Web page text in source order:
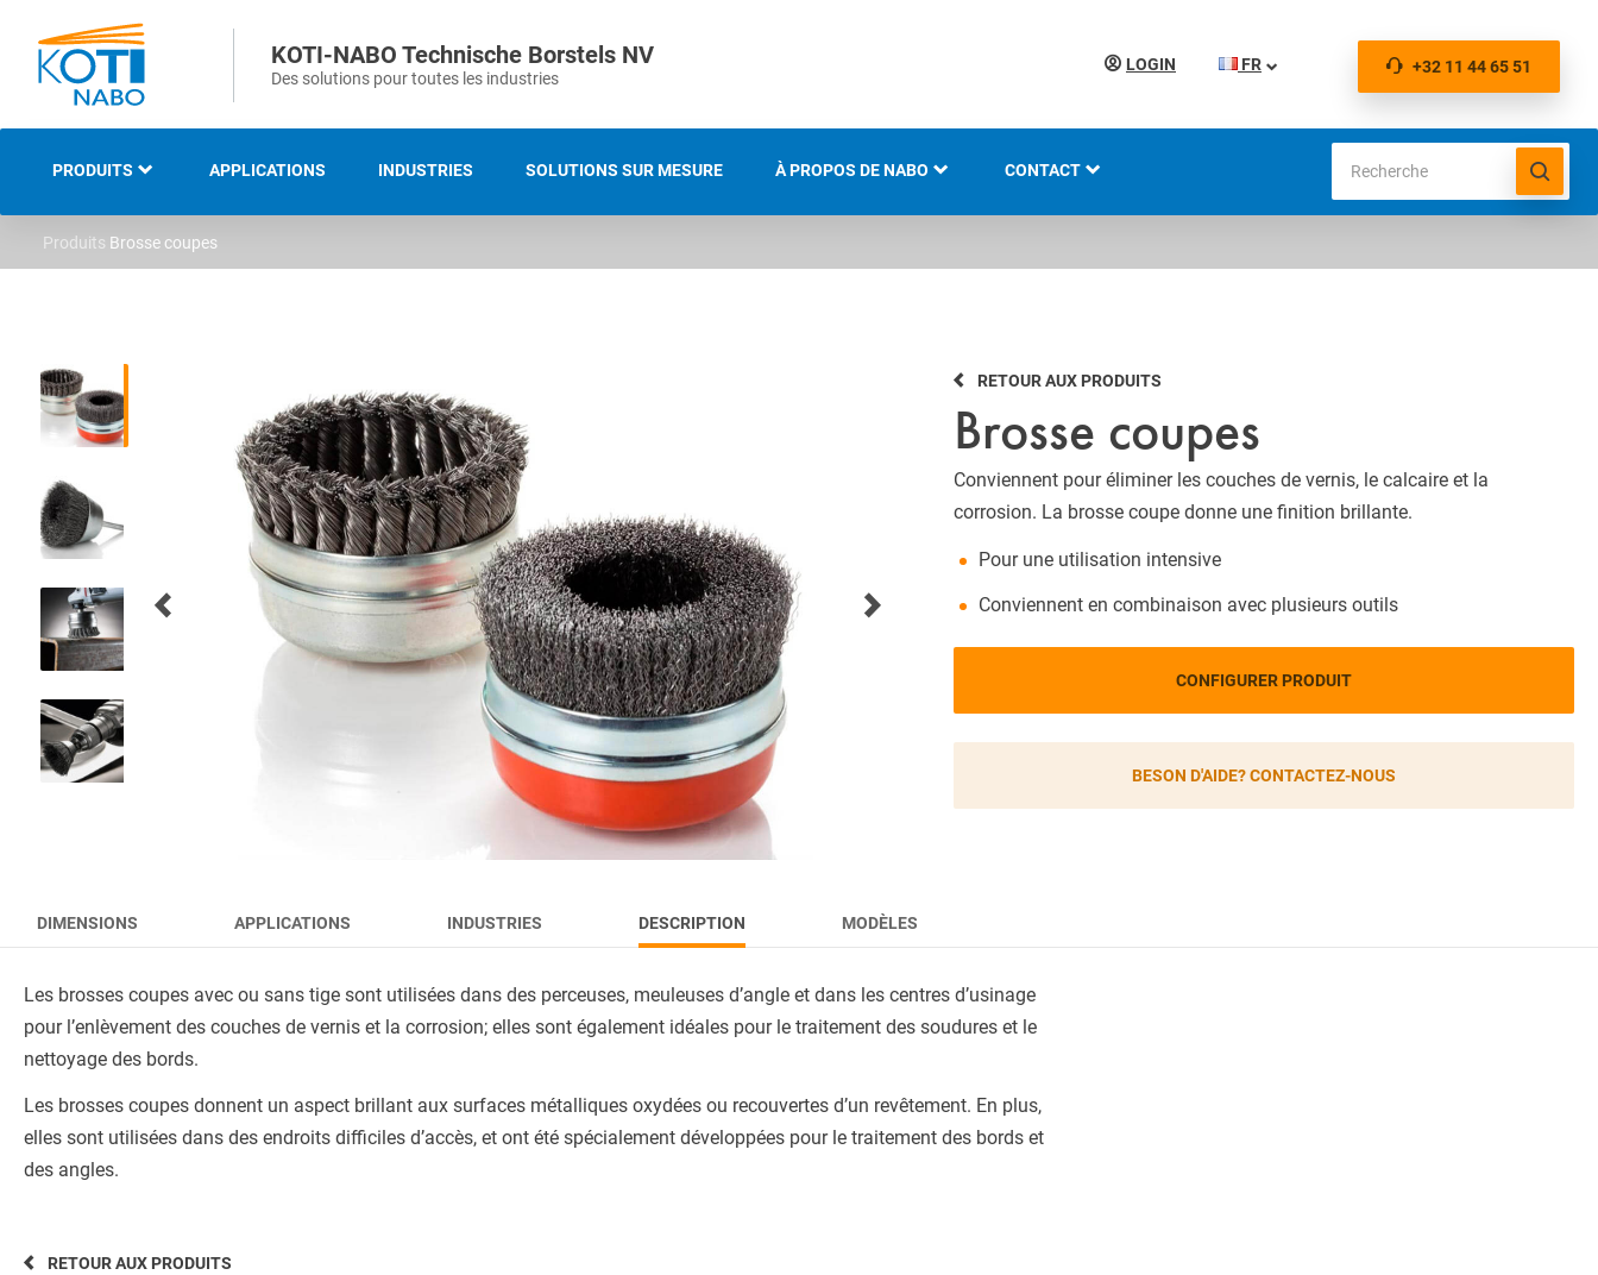
KOTI-NABO Technische Borstels NV
Des solutions pour toutes les industries
LOGIN FR +32 11 44 65 51
PRODUITS
BROSSES STRIPS ET
D’ÉTANCHEITÉS
BROSSES DE VOIRIE
BROSSES D’AÉROPORT
BROSSES POUR OUTILS
BROSSES D’HYGIÈNE
TOUS LES PRODUITS
APPLICATIONS INDUSTRIES SOLUTIONS SUR MESURE À PROPOS DE NABO
SAVOIR-FAIRE ET EXPERTISE
PRÉSENTATION DU SALON
ACTUALITÉS
CONTACT
Produits Brosse coupes
RETOUR AUX PRODUITS
Brosse coupes
Conviennent pour éliminer les couches de vernis, le calcaire et la
corrosion. La brosse coupe donne une finition brillante.
Pour une utilisation intensive
Conviennent en combinaison avec plusieurs outils
CONFIGURER PRODUIT
BESON D'AIDE? CONTACTEZ-NOUS
DESCRIPTION
DIMENSIONS MODÈLES
APPLICATIONS INDUSTRIES
Les brosses coupes avec ou sans tige sont utilisées dans des perceuses, meuleuses d’angle et dans les centres d’usinage
pour l’enlèvement des couches de vernis et la corrosion; elles sont également idéales pour le traitement des soudures et le
nettoyage des bords.
Les brosses coupes donnent un aspect brillant aux surfaces métalliques oxydées ou recouvertes d’un revêtement. En plus,
elles sont utilisées dans des endroits difficiles d’accès, et ont été spécialement développées pour le traitement des bords et
des angles.
RETOUR AUX PRODUITS